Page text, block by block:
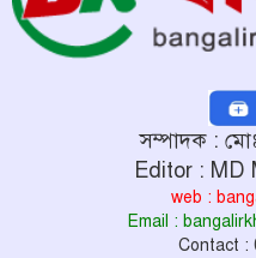
সম্পাদক :
Editor : MD
web :
Email :
Contact :